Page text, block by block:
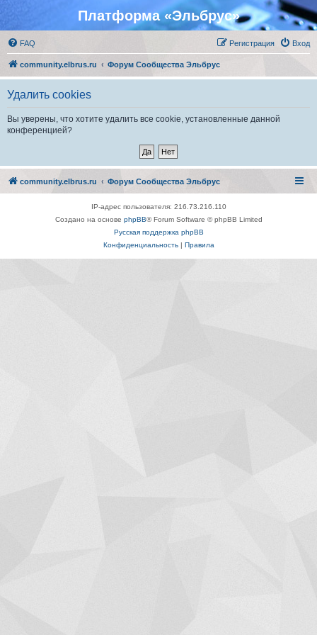
Платформа «Эльбрус»
FAQ Вход
Регистрация
community.elbrus.ru Форум Сообщества Эльбрус
Удалить cookies
Вы уверены, что хотите удалить все cookie, установленные данной
конференцией?
community.elbrus.ru Форум Сообщества Эльбрус
IP-адрес пользователя: 216.73.216.110
Создано на основе phpBB® Forum Software © phpBB Limited
Русская поддержка phpBB
Конфиденциальность| Правила